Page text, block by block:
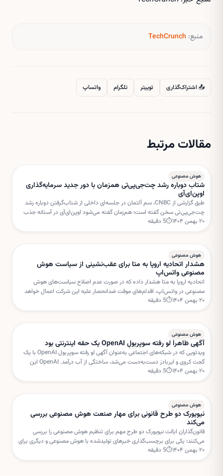
منبع: TechCrunch
📤 اشتراک‌گذاری توییتر تلگرام واتساپ
مقالات مرتبط
هوش مصنوعی
شتاب دوباره رشد چت‌جی‌پی‌تی همزمان با دور جدید سرمایه‌گذاری
اوپن‌ای‌آی
طبق گزارشی از CNBC، سم آلتمان در جلسه‌ای داخلی از شتاب‌گرفتن دوباره رشد
چت‌جی‌پی‌تی سخن گفته است؛ هم‌زمان گفته می‌شود اوپن‌ای‌آی در آستانه جذب
دور جدیدی از سرمایه‌گذاری با ارزش‌گذاری بسیار بالا است.
۲۰ بهمن ۱۴۰۴ ⏱
5 دقیقه
هوش مصنوعی
هشدار اتحادیه اروپا به متا برای عقب‌نشینی از سیاست هوش
مصنوعی واتس‌اپ
اتحادیه اروپا به متا هشدار داده که در صورت عدم اصلاح سیاست‌های هوش
مصنوعی در واتس‌اپ، اقدام‌های موقت ضدانحصار علیه این شرکت اعمال خواهد
شد. بروکسل نگران استفاده متا از داده‌های کاربران برای خدمات هوش مصنوعی
۲۰ بهمن ۱۴۰۴ ⏱
5 دقیقه
هوش مصنوعی
آگهی ظاهراً لو رفته سوپربولِ OpenAI یک حقه اینترنتی بود
ویدئویی که در شبکه‌های اجتماعی به‌عنوان آگهی لو رفته سوپربول OpenAI با یک
گجت کروی و ایربادز دست‌به‌دست می‌شد، ساختگی از آب درآمد. OpenAI این
داستان را «فیک نیوز» خوانده است.
۲۰ بهمن ۱۴۰۴ ⏱
5 دقیقه
هوش مصنوعی
نیویورک دو طرح قانونی برای مهار صنعت هوش مصنوعی بررسی
می‌کند
قانون‌گذاران ایالت نیویورک دو طرح مهم برای تنظیم هوش مصنوعی را بررسی
می‌کنند؛ یکی برای برچسب‌گذاری خبرهای تولیدشده با هوش مصنوعی و دیگری برای
تعلیق مجوز ساخت مراکز داده جدید.
۲۰ بهمن ۱۴۰۴ ⏱
5 دقیقه